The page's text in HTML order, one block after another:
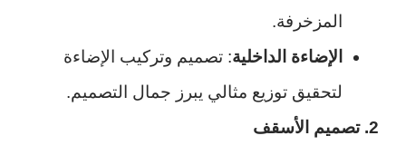
المزخرفة.
الإضاءة الداخلية: تصميم وتركيب الإضاءة
لتحقيق توزيع مثالي يبرز جمال التصميم.
2. تصميم الأسقف